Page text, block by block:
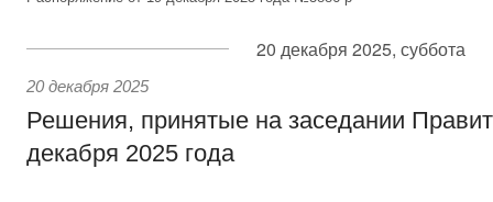
20 декабря 2025, суббота
20 декабря 2025
Решения, принятые на заседании
декабря 2025 года